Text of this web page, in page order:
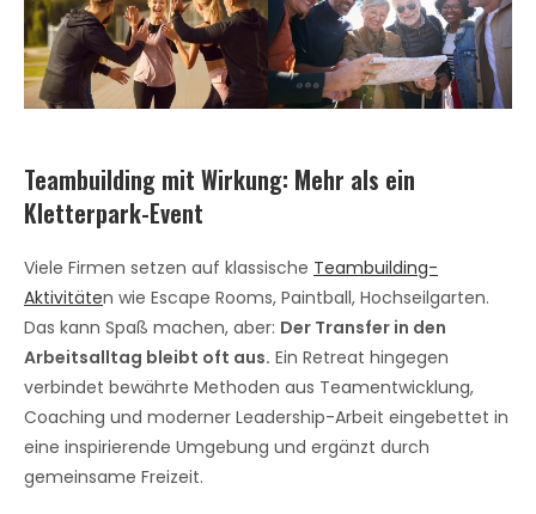
Teambuilding mit Wirkung: Mehr als ein
Kletterpark-Event
Viele Firmen setzen auf klassische Teambuilding-
Aktivitäten wie Escape Rooms, Paintball, Hochseilgarten.
Das kann Spaß machen, aber: Der Transfer in den
Arbeitsalltag bleibt oft aus. Ein Retreat hingegen
verbindet bewährte Methoden aus Teamentwicklung,
Coaching und moderner Leadership-Arbeit eingebettet in
eine inspirierende Umgebung und ergänzt durch
gemeinsame Freizeit.